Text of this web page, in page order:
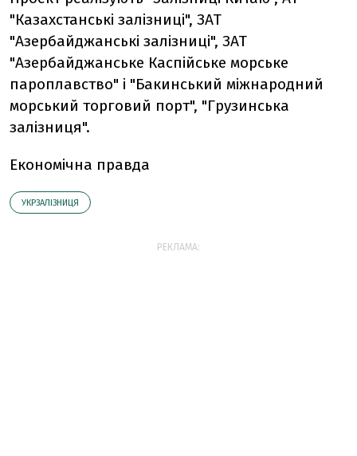
"Казахстанські залізниці", ЗАТ
"Азербайджанські залізниці", ЗАТ
"Азербайджанське Каспійське морське
пароплавство" і "Бакинський міжнародний
морський торговий порт", "Грузинська
залізниця".
Економічна правда
УКРЗАЛІЗНИЦЯ
РЕКЛАМА: